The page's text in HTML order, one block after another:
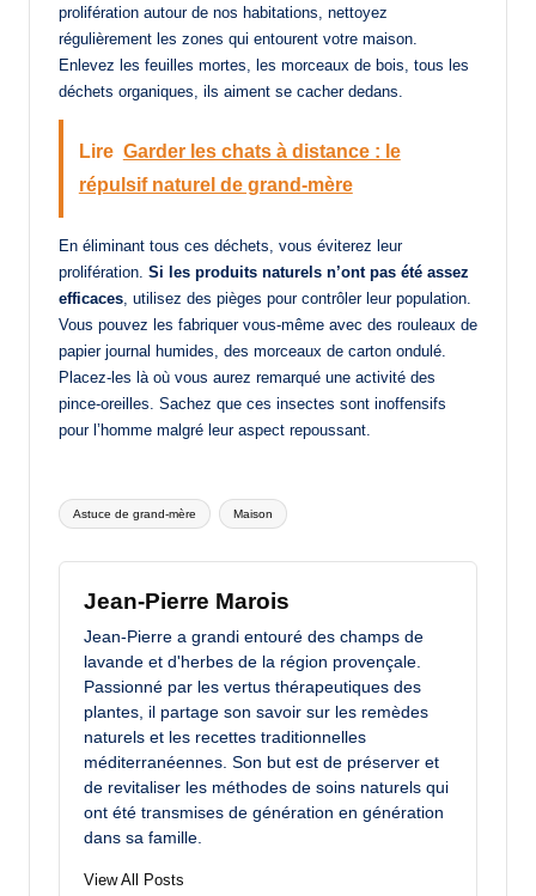
prolifération autour de nos habitations, nettoyez
régulièrement les zones qui entourent votre maison.
Enlevez les feuilles mortes, les morceaux de bois, tous les
déchets organiques, ils aiment se cacher dedans.
Lire Garder les chats à distance : le
répulsif naturel de grand-mère
En éliminant tous ces déchets, vous éviterez leur
prolifération. Si les produits naturels n’ont pas été assez
efficaces , utilisez des pièges pour contrôler leur population.
Vous pouvez les fabriquer vous-même avec des rouleaux de
papier journal humides, des morceaux de carton ondulé.
Placez-les là où vous aurez remarqué une activité des
pince-oreilles. Sachez que ces insectes sont inoffensifs
pour l’homme malgré leur aspect repoussant.
Tags:
Astuce de grand-mère Maison
Jean-Pierre Marois
Jean-Pierre a grandi entouré des champs de
lavande et d'herbes de la région provençale.
Passionné par les vertus thérapeutiques des
plantes, il partage son savoir sur les remèdes
naturels et les recettes traditionnelles
méditerranéennes. Son but est de préserver et
de revitaliser les méthodes de soins naturels qui
ont été transmises de génération en génération
dans sa famille.
View All Posts